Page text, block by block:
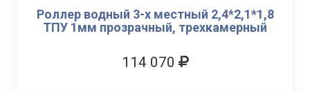
Роллер водный 3-х местный 2,4*2,1*1,8
ТПУ 1мм прозрачный, трехкамерный
114 070